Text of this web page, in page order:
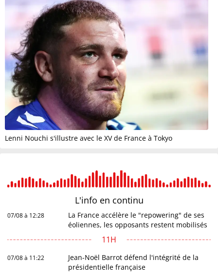
Lenni Nouchi s'illustre avec le XV de France à Tokyo
L'info en continu
07/08 à 12:28
La France accélère le "repowering" de ses
éoliennes, les opposants restent mobilisés
11H
07/08 à 11:22
Jean-Noël Barrot défend l'intégrité de la
présidentielle française